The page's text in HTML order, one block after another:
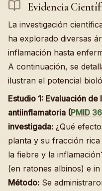
Evidencia
La investigación
ha explorado diversas
inflamación hasta
A continuación, se
ilustran el potencial
Estudio 1: Evaluación
antiinflamatoria (PMID
investigada: ¿Qué
planta y su fracción
la fiebre y la
(en ratones albinos) e
Método: Se